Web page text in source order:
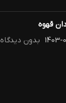
قهوه
1403- بدون دیدگاه